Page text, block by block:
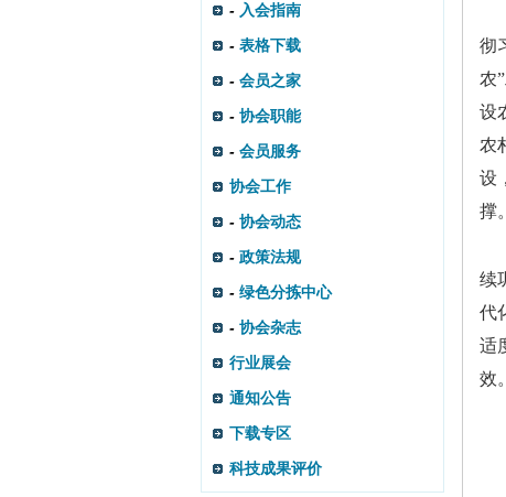
- 入会指南
- 表格下载
- 会员之家
- 协会职能
- 会员服务
协会工作
- 协会动态
- 政策法规
- 绿色分拣中心
- 协会杂志
行业展会
通知公告
下载专区
科技成果评价
彻
农
设
农
设
撑。
续
代
适
效。